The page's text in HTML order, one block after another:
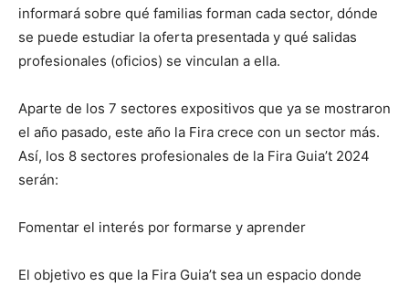
informará sobre qué familias forman cada sector, dónde
se puede estudiar la oferta presentada y qué salidas
profesionales (oficios) se vinculan a ella.
Aparte de los 7 sectores expositivos que ya se mostraron
el año pasado, este año la Fira crece con un sector más.
Así, los 8 sectores profesionales de la Fira Guia’t 2024
serán:
Fomentar el interés por formarse y aprender
El objetivo es que la Fira Guia’t sea un espacio donde